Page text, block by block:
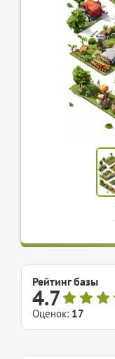
Рейтинг базы
4.7
Оценок: 17